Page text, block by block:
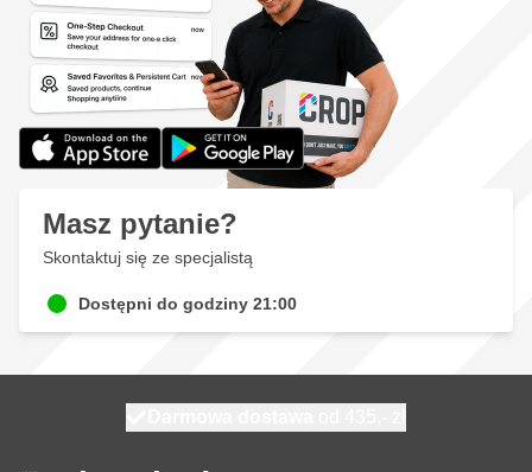
Masz pytanie?
Skontaktuj się ze specjalistą
Dostępni do godziny 21:00